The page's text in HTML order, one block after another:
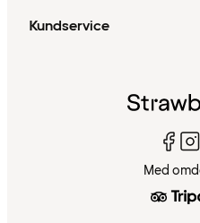
Kundservice
Med